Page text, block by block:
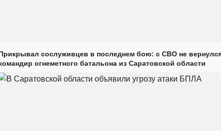
сослуживцев в последнем бою: с СВО не
огнеметного батальона из Саратовской области